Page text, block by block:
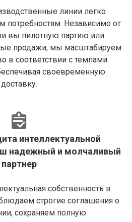
линии легко
потребностям. Независимо от
вы пилотную партию или
продажи, мы масштабируем
в соответствии с темпами
своевременную
доставку.
интеллектуальной
надежный и молчаливый
партнер
собственность в
строгие соглашения о
сохраняем полную